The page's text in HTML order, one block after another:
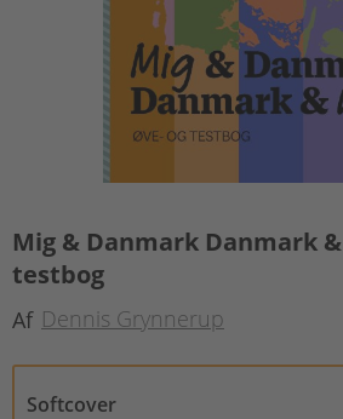
Mig & Danmark Danmark
testbog
Af Dennis Grynnerup
Softcover